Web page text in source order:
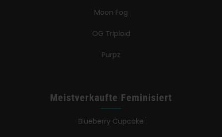
Moon Fog
OG Triploid
Purpz
Meistverkaufte Feminisiert
Blueberry Cupcake